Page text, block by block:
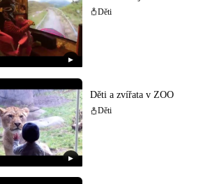
▶
Děti
▶
Děti a zvířata v ZOO
Děti